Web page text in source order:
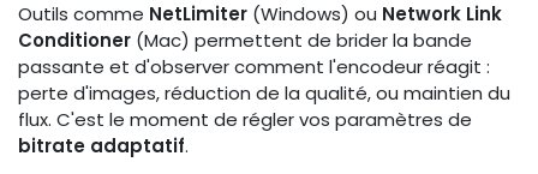
Outils comme NetLimiter (Windows) ou Network Link
Conditioner (Mac) permettent de brider la bande
passante et d'observer comment l'encodeur réagit :
perte d'images, réduction de la qualité, ou maintien du
flux. C'est le moment de régler vos paramètres de
bitrate adaptatif.